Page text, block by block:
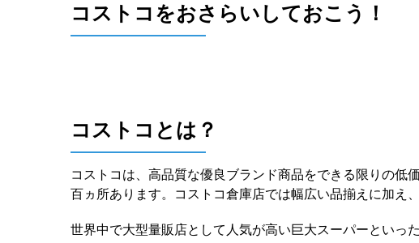
コストコをおさらいしておこう！
コストコとは？
コストコは、高品質な優良ブランド商品をできる限りの低
百ヵ所あります。コストコ倉庫店では幅広い品揃えに加え
世界中で大型量販店として人気が高い巨大スーパーといっ